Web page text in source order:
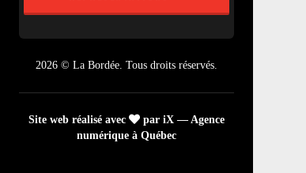
2026 © La Bordée. Tous droits réservés.
Site web réalisé avec
par iX — Agence
numérique à Québec